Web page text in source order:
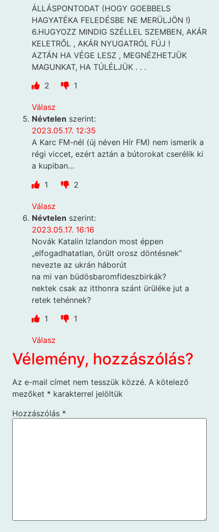
ÁLLÁSPONTODAT (HOGY GOEBBELS
HAGYATÉKA FELEDÉSBE NE MERÜLJÖN !)
6.HUGYOZZ MINDIG SZÉLLEL SZEMBEN, AKÁR
KELETRŐL , AKÁR NYUGATRÓL FÚJ !
AZTÁN HA VÉGE LESZ , MEGNÉZHETJÜK
MAGUNKAT, HA TÚLÉLJÜK . . .
2
1
Válasz
Névtelen szerint:
2023.05.17. 12:35
A Karc FM-nél (új néven Hír FM) nem ismerik a
régi viccet, ezért aztán a bútorokat cserélik ki
a kupiban…
1
2
Válasz
Névtelen szerint:
2023.05.17. 16:16
Novák Katalin Izlandon most éppen
„elfogadhatatlan, őrült orosz döntésnek”
nevezte az ukrán háborút
na mi van büdösbaromfideszbirkák?
nektek csak az itthonra szánt ürüléke jut a
retek tehénnek?
1
1
Válasz
Vélemény, hozzászólás?
Az e-mail címet nem tesszük közzé. A kötelező
mezőket * karakterrel jelöltük
Hozzászólás *